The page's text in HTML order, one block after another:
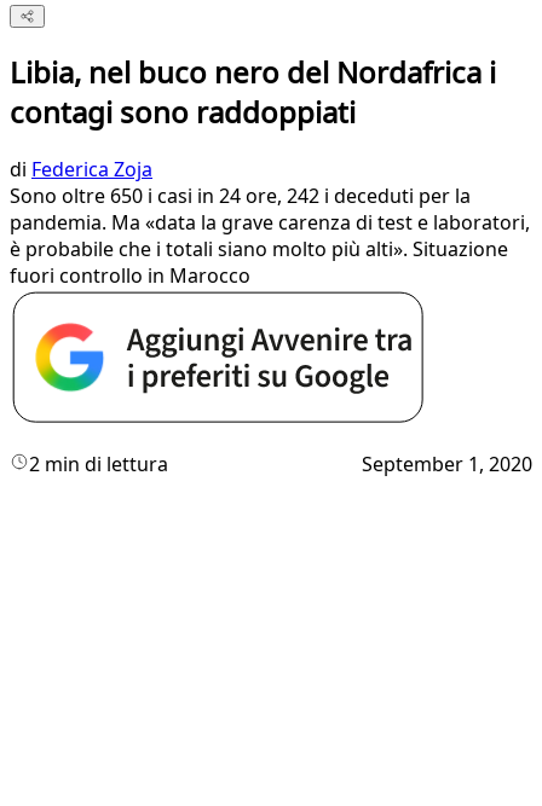
Libia, nel buco nero del Nordafrica i
contagi sono raddoppiati
di Federica Zoja
Sono oltre 650 i casi in 24 ore, 242 i deceduti per la
pandemia. Ma «data la grave carenza di test e laboratori,
è probabile che i totali siano molto più alti». Situazione
fuori controllo in Marocco
2 min di lettura September 1, 2020